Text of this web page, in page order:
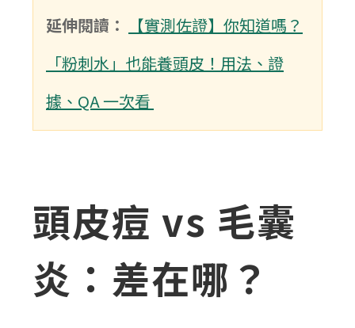
延伸閱讀：
【實測佐證】你知道嗎？
「粉刺水」也能養頭皮！用法、證
據、QA 一次看
頭皮痘 vs 毛囊
炎：差在哪？